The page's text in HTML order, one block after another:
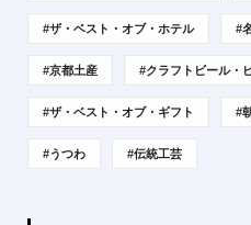
#ザ・ベスト・オブ・ホテル #
#京都土産 #クラフトビール・
#ザ・ベスト・オブ・ギフト #
#うつわ #伝統工芸